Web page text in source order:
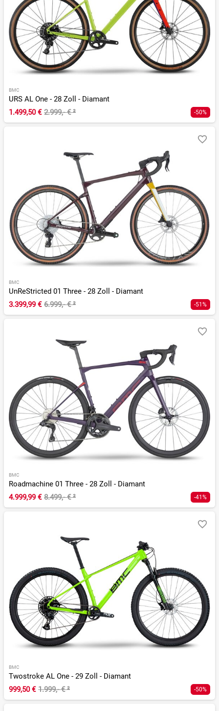
BMC
URS AL One - 28 Zoll - Diamant
1.499,50 € 2.999,- €² -50%
BMC
UnReStricted 01 Three - 28 Zoll - Diamant
3.399,99 € 6.999,- €² -51%
BMC
Roadmachine 01 Three - 28 Zoll - Diamant
4.999,99 € 8.499,- €² -41%
BMC
Twostroke AL One - 29 Zoll - Diamant
999,50 € 1.999,- €² -50%